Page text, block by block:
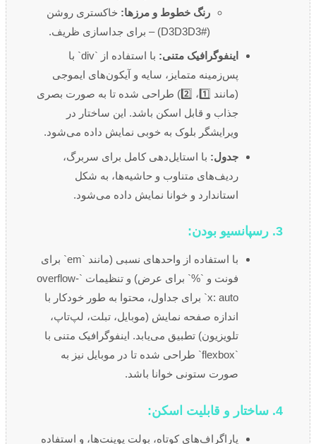
رنگ خطوط و مرزها: خاکستری روشن
(#D3D3D3) – برای جداسازی ظریف.
اینفوگرافیک متنی:
با استفاده از `div` با
پس‌زمینه متمایز، سایه و آیکون‌های ایموجی
(مانند 1️⃣، 2️⃣) طراحی شده تا به صورت بصری
جذاب و قابل اسکن باشد. این ساختار در
ویرایشگر بلوک به خوبی نمایش داده می‌شود.
جدول: با استایل‌دهی کامل برای سربرگ،
ردیف‌های متناوب و حاشیه‌ها، به شکل
استاندارد و خوانا نمایش داده می‌شود.
3. رسپانسیو بودن:
با استفاده از واحدهای نسبی (مانند `em` برای
فونت و `%` برای عرض) و تنظیمات `overflow-
x: auto` برای جداول، محتوا به طور خودکار با
اندازه صفحه نمایش (موبایل، تبلت، لپ‌تاپ،
تلویزیون) تطبیق می‌یابد. اینفوگرافیک متنی با
`flexbox` طراحی شده تا در موبایل نیز به
صورت ستونی خوانا باشد.
4. ساختار و قابلیت اسکن:
پاراگراف‌های کوتاه، بولت پوینت‌ها، و استفاده